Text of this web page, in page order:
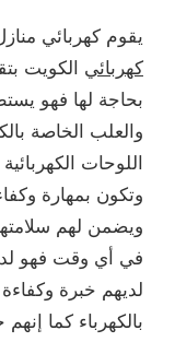
يقوم كهربائي
كهربائي الكويت
بحاجة لها فهو
والعلب الخاصة
اللوحات
وتكون بمهارة
ويضمن لهم
في أي وقت فهو
لديهم خبرة
بالكهرباء كما